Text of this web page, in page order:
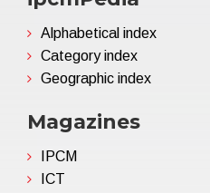
Alphabetical index
Category index
Geographic index
Magazines
IPCM
ICT